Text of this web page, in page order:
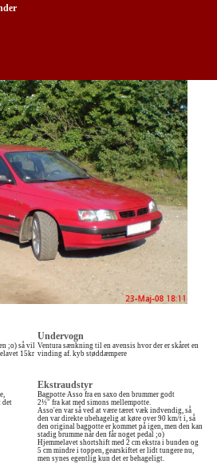
;o) så vil
15kr
Undervogn
Ventura sænkning til en avensis hvor der er skåret en
vinding af. kyb støddæmpere
det
Ekstraudstyr
Bagpotte Asso fra en saxo den brummer godt
2½" fra kat med simons mellempotte.
Asso'en var så ved at være tæret væk indvendig, så
den var direkte ubehagelig at køre over 90 km/t i, så
den original bagpotte er kommet på igen, men den kan
stadig brumme når den får noget pedal ;o)
Hjemmelavet shortshift med 2 cm ekstra i bunden og
5 cm mindre i toppen, gearskiftet er lidt tungere nu,
men synes egentlig kun det er behageligt.